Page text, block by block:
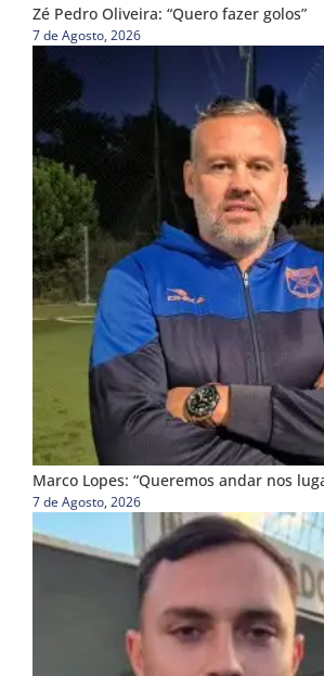
Zé Pedro Oliveira: “Quero fazer golos”
7 de Agosto, 2026
Marco Lopes: “Queremos andar nos
7 de Agosto, 2026